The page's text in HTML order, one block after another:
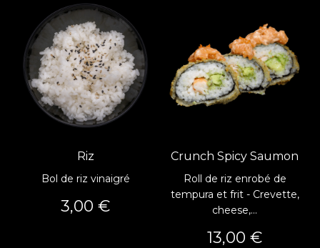
Riz
Bol de riz vinaigré
Prix
3,00 €
Crunch Spicy Saumon
Roll de riz enrobé de
tempura et frit - Crevette,
cheese,...
Prix
13,00 €